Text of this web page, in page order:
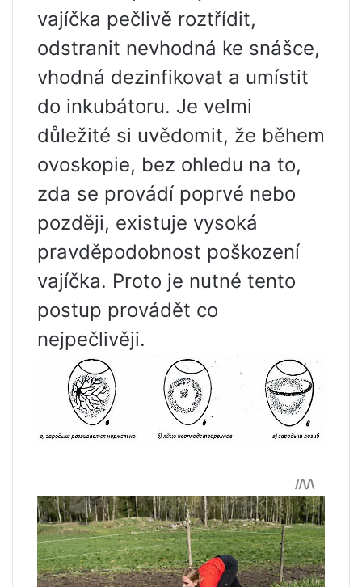
vajíčka pečlivě roztřídit,
odstranit nevhodná ke snášce,
vhodná dezinfikovat a umístit
do inkubátoru. Je velmi
důležité si uvědomit, že během
ovoskopie, bez ohledu na to,
zda se provádí poprvé nebo
později, existuje vysoká
pravděpodobnost poškození
vajíčka. Proto je nutné tento
postup provádět co
nejpečlivěji.